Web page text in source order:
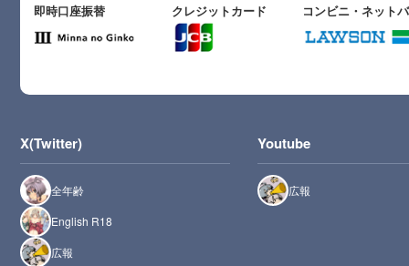
即時口座振替 クレジットカード コンビニ・ネット
X(Twitter)
全年齢
English R18
広報
Youtube
広報